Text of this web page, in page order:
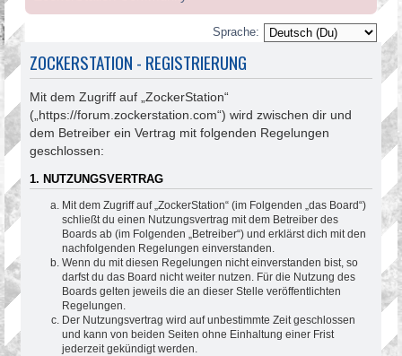
Sprache:
ZOCKERSTATION - REGISTRIERUNG
Mit dem Zugriff auf „ZockerStation“
(„https://forum.zockerstation.com“) wird zwischen dir und
dem Betreiber ein Vertrag mit folgenden Regelungen
geschlossen:
1. NUTZUNGSVERTRAG
Mit dem Zugriff auf „ZockerStation“ (im Folgenden „das Board“)
schließt du einen Nutzungsvertrag mit dem Betreiber des
Boards ab (im Folgenden „Betreiber“) und erklärst dich mit den
nachfolgenden Regelungen einverstanden.
Wenn du mit diesen Regelungen nicht einverstanden bist, so
darfst du das Board nicht weiter nutzen. Für die Nutzung des
Boards gelten jeweils die an dieser Stelle veröffentlichten
Regelungen.
Der Nutzungsvertrag wird auf unbestimmte Zeit geschlossen
und kann von beiden Seiten ohne Einhaltung einer Frist
jederzeit gekündigt werden.